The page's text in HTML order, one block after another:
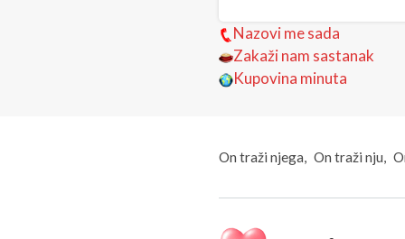
Nazovi me sada
Zakaži nam sastanak
Kupovina minuta
On traži njega On traži nju